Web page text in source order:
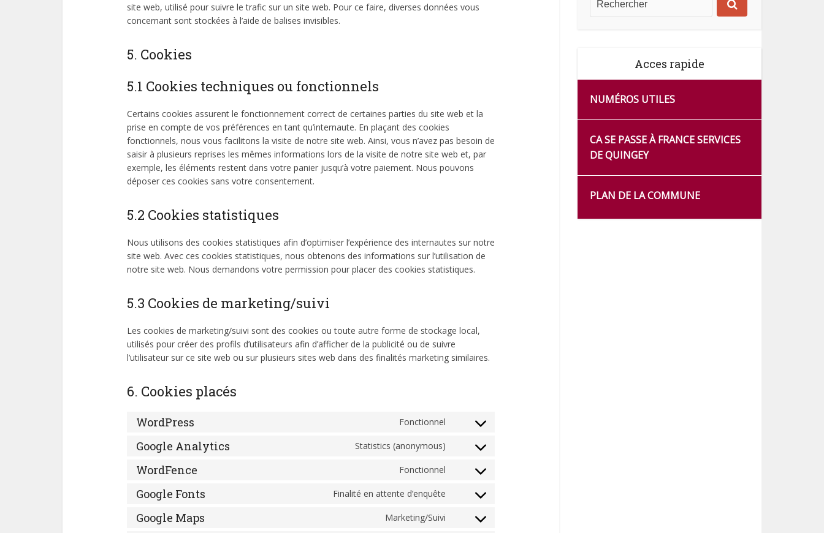
site web, utilisé pour suivre le trafic sur un site web. Pour ce faire, diverses données vous
concernant sont stockées à l’aide de balises invisibles.
5. Cookies
5.1 Cookies techniques ou fonctionnels
Certains cookies assurent le fonctionnement correct de certaines parties du site web et la
prise en compte de vos préférences en tant qu’internaute. En plaçant des cookies
fonctionnels, nous vous facilitons la visite de notre site web. Ainsi, vous n’avez pas besoin de
saisir à plusieurs reprises les mêmes informations lors de la visite de notre site web et, par
exemple, les éléments restent dans votre panier jusqu’à votre paiement. Nous pouvons
déposer ces cookies sans votre consentement.
5.2 Cookies statistiques
Nous utilisons des cookies statistiques afin d’optimiser l’expérience des internautes sur notre
site web. Avec ces cookies statistiques, nous obtenons des informations sur l’utilisation de
notre site web. Nous demandons votre permission pour placer des cookies statistiques.
5.3 Cookies de marketing/suivi
Les cookies de marketing/suivi sont des cookies ou toute autre forme de stockage local,
utilisés pour créer des profils d’utilisateurs afin d’afficher de la publicité ou de suivre
l’utilisateur sur ce site web ou sur plusieurs sites web dans des finalités marketing similaires.
6. Cookies placés
WordPress Fonctionnel
Consent
service
wordpress
Google Analytics Statistics (anonymous)
Consent
service
google-
WordFence Fonctionnel
Consent
service
wordfence
Google Fonts Finalité en attente d’enquête
Consent
service
Google Maps Marketing/Suivi
Consent
Acces rapide
NUMÉROS UTILES
CA SE PASSE À FRANCE SERVICES
DE QUINGEY
PLAN DE LA COMMUNE